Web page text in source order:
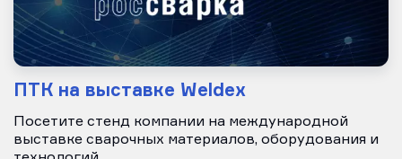
ПТК на выставке Weldeх
Посетите стенд компании на международной
выставке сварочных материалов, оборудования и